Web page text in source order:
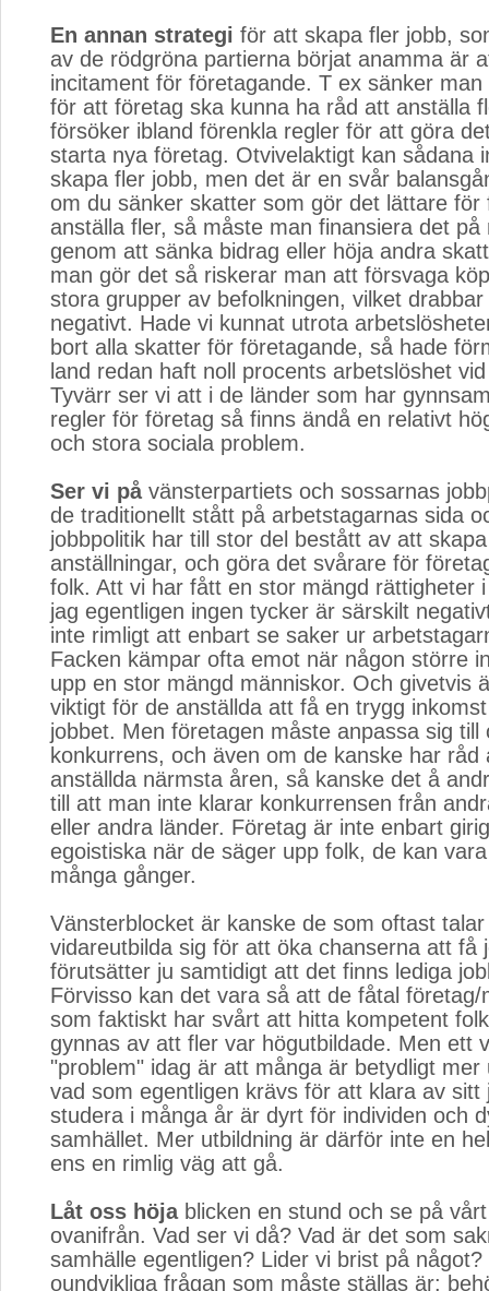
En annan strategi för att skapa fler jobb,
av de rödgröna partierna börjat anamma är
incitament för företagande. T ex sänker
för att företag ska kunna ha råd att anställa
försöker ibland förenkla regler för att göra
starta nya företag. Otvivelaktigt kan sådana
skapa fler jobb, men det är en svår
om du sänker skatter som gör det lättare för
anställa fler, så måste man finansiera det
genom att sänka bidrag eller höja andra
man gör det så riskerar man att försvaga
stora grupper av befolkningen, vilket
negativt. Hade vi kunnat utrota
bort alla skatter för företagande, så hade
land redan haft noll procents arbetslöshet
Tyvärr ser vi att i de länder som har
regler för företag så finns ändå en relativt
och stora sociala problem.
Ser vi påvänsterpartiets och sossarnas
de traditionellt stått på arbetstagarnas sida
jobbpolitik har till stor del bestått av att
anställningar, och göra det svårare för
folk. Att vi har fått en stor mängd rättigheter
jag egentligen ingen tycker är särskilt
inte rimligt att enbart se saker ur
Facken kämpar ofta emot när någon större
upp en stor mängd människor. Och givetvis
viktigt för de anställda att få en trygg
jobbet. Men företagen måste anpassa sig till
konkurrens, och även om de kanske har råd
anställda närmsta åren, så kanske det å
till att man inte klarar konkurrensen från
eller andra länder. Företag är inte enbart
egoistiska när de säger upp folk, de kan
många gånger.
Vänsterblocket är kanske de som oftast
vidareutbilda sig för att öka chanserna att få
förutsätter ju samtidigt att det finns lediga
Förvisso kan det vara så att de fåtal företag/
som faktiskt har svårt att hitta kompetent
gynnas av att fler var högutbildade. Men ett
"problem" idag är att många är betydligt mer
vad som egentligen krävs för att klara av sitt
studera i många år är dyrt för individen och
samhället. Mer utbildning är därför inte en
ens en rimlig väg att gå.
Låt oss höjablicken en stund och se på
ovanifrån. Vad ser vi då? Vad är det som
samhälle egentligen? Lider vi brist på något?
oundvikliga frågan som måste ställas är: